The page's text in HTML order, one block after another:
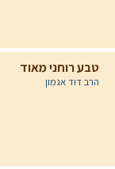
טבע רוחני מאוד
הרב דוד אגמון